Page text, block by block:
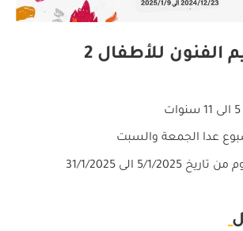
الفنون للأطفال 2
عدا الجمعة والسبت